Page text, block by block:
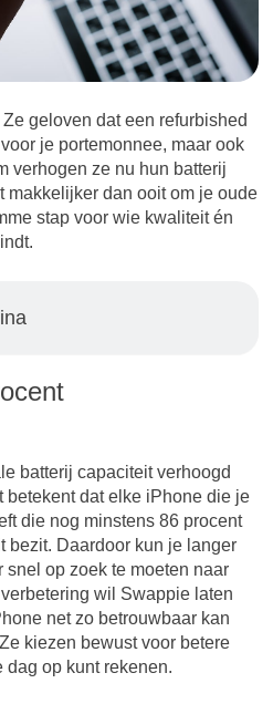
geloven dat een refurbished
je portemonnee, maar ook
verhogen ze nu hun batterij
makkelijker dan ooit om je oude
stap voor wie kwaliteit én
batterij capaciteit verhoogd
betekent dat elke iPhone die je
die nog minstens 86 procent
bezit. Daardoor kun je langer
snel op zoek te moeten naar
wil Swappie laten
net zo betrouwbaar kan
kiezen bewust voor betere
dag op kunt rekenen.